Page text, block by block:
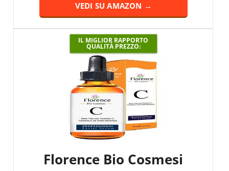
VEDI SU AMAZON →
IL MIGLIOR RAPPORTO
QUALITÀ PREZZO:
Florence Bio Cosmesi